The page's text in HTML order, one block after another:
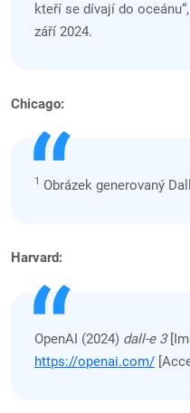
kteří se dívají do oceánu“,
září 2024.
Chicago:
1 Obrázek generovaný
Harvard:
OpenAI (2024) dall-e 3
https://openai.com/